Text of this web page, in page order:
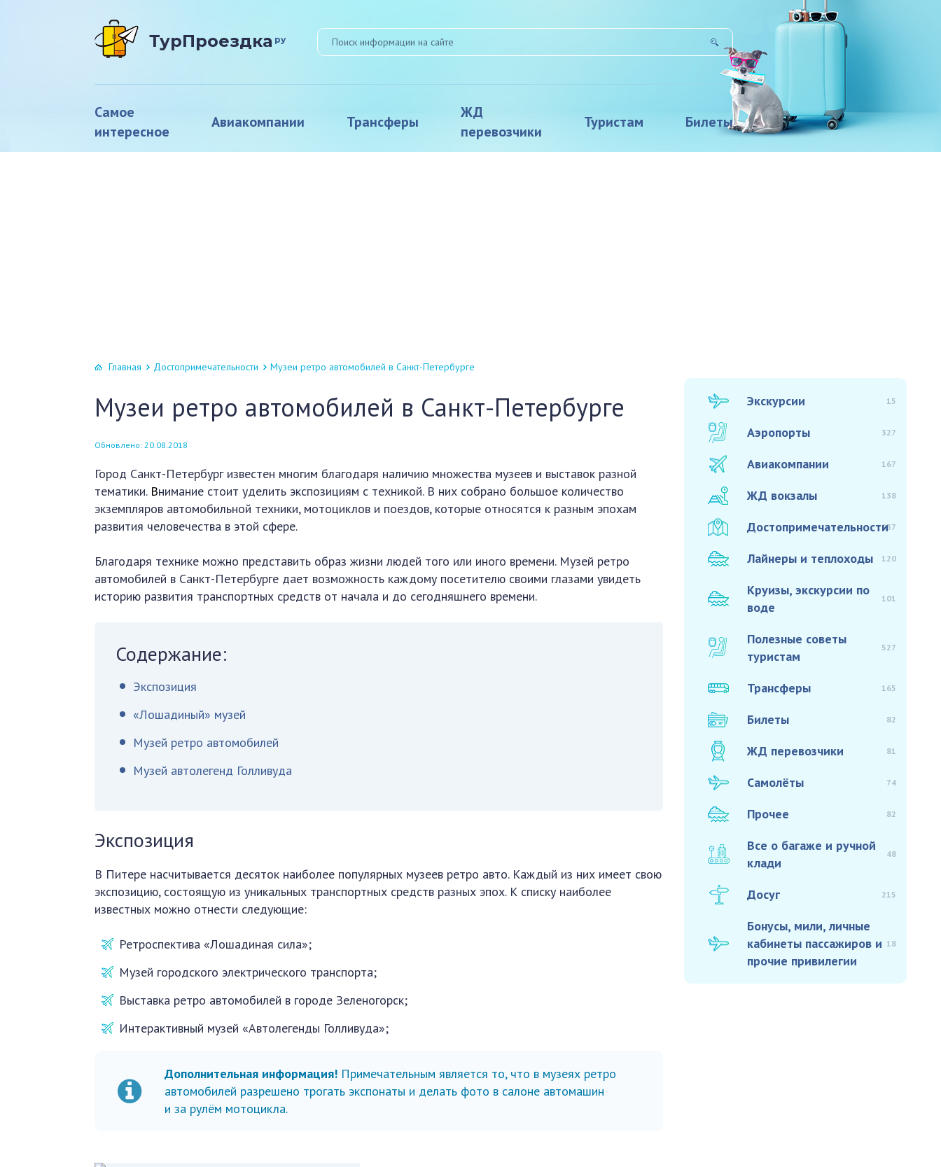
ТурПроездка ру
Самое
интересное
Авиакомпании Трансферы
ЖД
перевозчики
Туристам Билеты
Главная Достопримечательности Музеи ретро автомобилей в Санкт-Петербурге
Музеи ретро автомобилей в Санкт-Петербурге
Обновлено: 20.08.2018
Город Санкт-Петербург известен многим благодаря наличию множества музеев и выставок разной
тематики. Внимание стоит уделить экспозициям с техникой. В них собрано большое количество
экземпляров автомобильной техники, мотоциклов и поездов, которые относятся к разным эпохам
развития человечества в этой сфере.
Благодаря технике можно представить образ жизни людей того или иного времени. Музей ретро
автомобилей в Санкт-Петербурге дает возможность каждому посетителю своими глазами увидеть
историю развития транспортных средств от начала и до сегодняшнего времени.
Содержание:
Экспозиция
«Лошадиный» музей
Музей ретро автомобилей
Музей автолегенд Голливуда
Экспозиция
В Питере насчитывается десяток наиболее популярных музеев ретро авто. Каждый из них имеет свою
экспозицию, состоящую из уникальных транспортных средств разных эпох. К списку наиболее
известных можно отнести следующие:
Ретроспектива «Лошадиная сила»;
Музей городского электрического транспорта;
Выставка ретро автомобилей в городе Зеленогорск;
Интерактивный музей «Автолегенды Голливуда»;
Дополнительная информация! Примечательным является то, что в музеях ретро
автомобилей разрешено трогать экспонаты и делать фото в салоне автомашин
и за рулём мотоцикла.
Экскурсии 15
Аэропорты 327
Авиакомпании 167
ЖД вокзалы 138
Достопримечательности937
Лайнеры и теплоходы 120
Круизы, экскурсии по
воде
101
Полезные советы
туристам
527
Трансферы 165
Билеты 82
ЖД перевозчики 81
Самолёты 74
Прочее 82
Все о багаже и ручной
клади
48
Досуг 215
Бонусы, мили, личные
кабинеты пассажиров и
прочие привилегии
18